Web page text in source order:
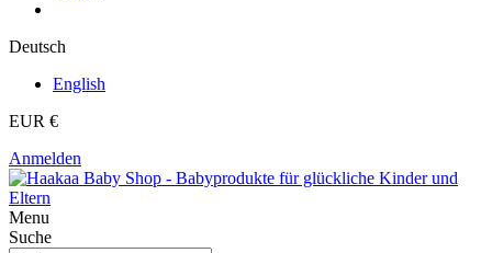
Deutsch
English
EUR €
Anmelden
Menu
Suche